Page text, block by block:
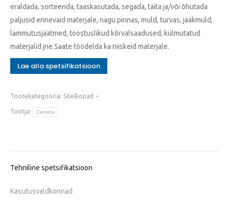
eraldada, sorteerida, taaskasutada, segada, täita ja/või õhutada
paljusid erinevaid materjale, nagu pinnas, muld, turvas, jääkmuld,
lammutusjäätmed, tööstuslikud kõrvalsaadused, külmutatud
materjalid jne.Saate töödelda ka niiskeid materjale.
Lae alla spetsifikatsioon
Tootekategooria: Sõelkopad
Tootja: Cernos
Tehniline spetsifikatsioon
Kasutusvaldkonnad